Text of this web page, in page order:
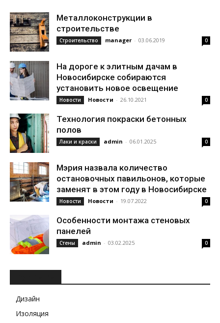
Металлоконструкции в
строительстве
Строительство manager - 03.06.2019 0
На дороге к элитным дачам в
Новосибирске собираются
установить новое освещение
Новости Новости - 26.10.2021 0
Технология покраски бетонных
полов
Лаки и краски admin - 06.01.2025 0
Мэрия назвала количество
остановочных павильонов, которые
заменят в этом году в Новосибирске
Новости Новости - 19.07.2022 0
Особенности монтажа стеновых
панелей
Стены admin - 03.02.2025 0
Дизайн
Изоляция